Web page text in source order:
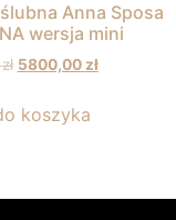
Anna Sposa
wersja mini
zł 5800,00zł
koszyka